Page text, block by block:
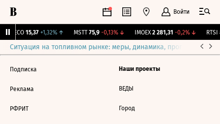
Войти
GECO 15,37 +1,32%↑ MSTT 75,9 -0,13%↓ IMOEX 2 281,31 -0,2%↓ RTSI
Ситуация на топливном рынке: меры, динамика, прогнозы
Подписка
Реклама
РФРИТ
Наши проекты
ВЕДЫ
Город